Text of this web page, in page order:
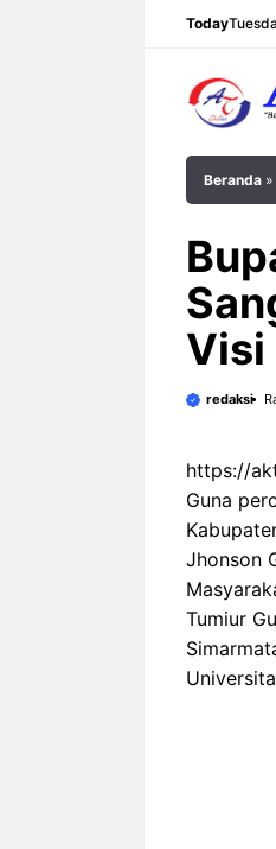
Today
Beranda »
Visi
redaksi
https://
Guna
Jhonson
Tumiur